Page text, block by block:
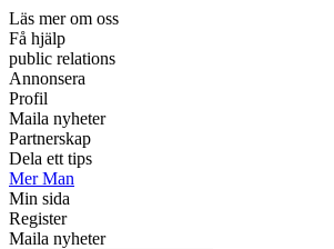
Läs mer om oss
Få hjälp
public relations
Annonsera
Profil
Maila nyheter
Partnerskap
Dela ett tips
Mer Man
Min sida
Register
Maila nyheter